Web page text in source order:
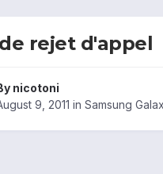
de rejet d'appel
nicotoni
9, 2011 in Samsung